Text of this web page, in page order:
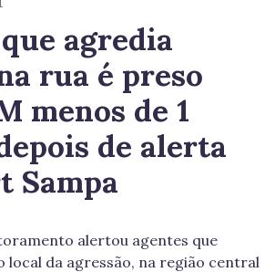
agredia
rua é preso
menos de 1
de alerta
Sampa
alertou agentes que
local da agressão, na região central